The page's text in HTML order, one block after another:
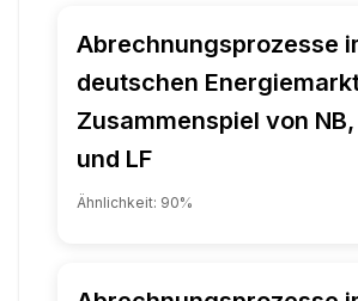
Abrechnungsprozesse
deutschen
Zusammenspiel von NB,
und LF
Ähnlichkeit: 90%